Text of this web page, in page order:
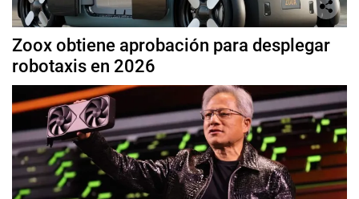
Zoox obtiene aprobación para desplegar
robotaxis en 2026